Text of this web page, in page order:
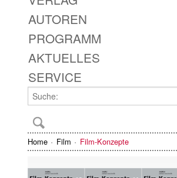
AUTOREN
PROGRAMM
AKTUELLES
SERVICE
Home Film Film-Konzepte